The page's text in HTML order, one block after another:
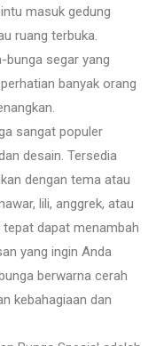
masuk gedung
ruang terbuka.
bunga segar yang
banyak orang
sangat populer
desain. Tersedia
dengan tema atau
lili, anggrek, atau
dapat menambah
yang ingin Anda
berwarna cerah
kebahagiaan dan